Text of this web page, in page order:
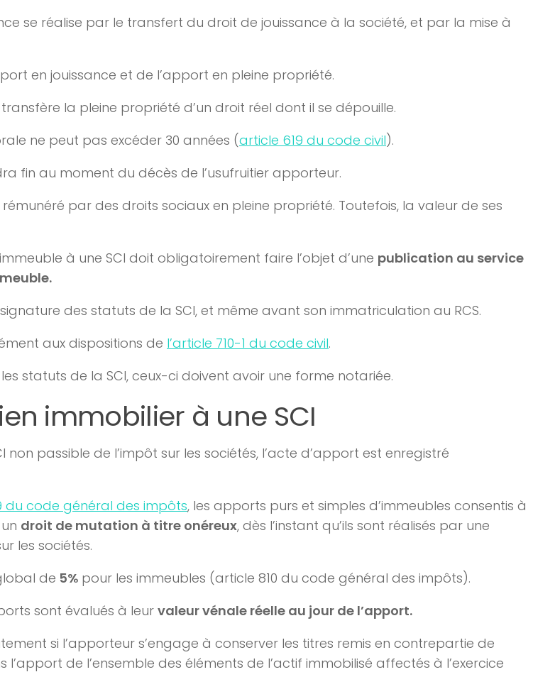
se réalise par le transfert du droit de jouissance à la société, et par la mise à
en jouissance et de l’apport en pleine propriété.
la pleine propriété d’un droit réel dont il se dépouille.
ne peut pas excéder 30 années (article 619 du code civil).
fin au moment du décès de l’usufruitier apporteur.
par des droits sociaux en pleine propriété. Toutefois, la valeur de ses
à une SCI doit obligatoirement faire l’objet d’une publication au service
des statuts de la SCI, et même avant son immatriculation au RCS.
aux dispositions de l’article 710-1 du code civil.
statuts de la SCI, ceux-ci doivent avoir une forme notariée.
immobilier à une SCI
passible de l’impôt sur les sociétés, l’acte d’apport est enregistré
du code général des impôts, les apports purs et simples d’immeubles consentis à
droit de mutation à titre onéreux, dès l’instant qu’ils sont réalisés par une
les sociétés.
de 5% pour les immeubles (article 810 du code général des impôts).
sont évalués à leur valeur vénale réelle au jour de l’apport.
si l’apporteur s’engage à conserver les titres remis en contrepartie de
l’apport de l’ensemble des éléments de l’actif immobilisé affectés à l’exercice